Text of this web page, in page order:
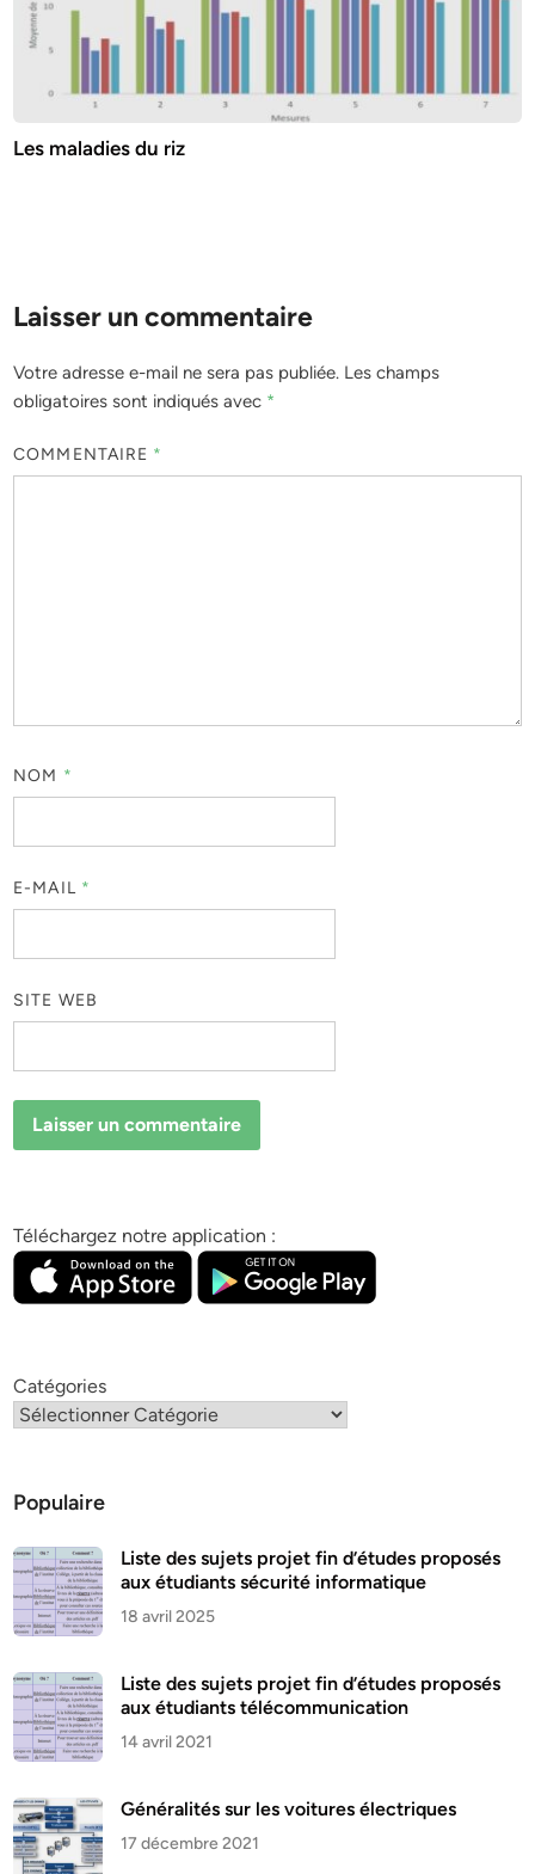
Les maladies du riz
Laisser un commentaire
Votre adresse e-mail ne sera pas publiée. Les champs
obligatoires sont indiqués avec *
COMMENTAIRE *
NOM *
E-MAIL *
SITE WEB
Téléchargez notre application :
Catégories
Populaire
Liste des sujets projet fin d’études proposés
aux étudiants sécurité informatique
18 avril 2025
Liste des sujets projet fin d’études proposés
aux étudiants télécommunication
14 avril 2021
Généralités sur les voitures électriques
17 décembre 2021